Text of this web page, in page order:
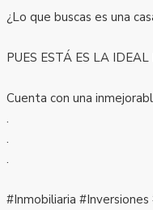
¿Lo que buscas es una
PUES ESTÁ ES LA
Cuenta con una
.
.
.
#Inmobiliaria